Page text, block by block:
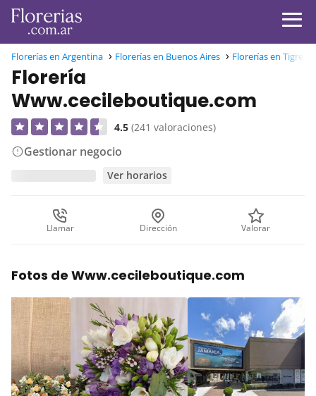
Florerías en Argentina Florerías en Buenos Aires Florerías en Tigre
Florería
Www.cecileboutique.com
4.5 (241 valoraciones)
Gestionar negocio
Ver horarios
Llamar Dirección Valorar
Fotos de Www.cecileboutique.com